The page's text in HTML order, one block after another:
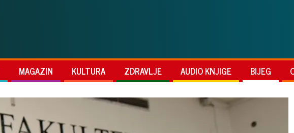
MAGAZIN KULTURA ZDRAVLJE AUDIO KNJIGE BIJEG